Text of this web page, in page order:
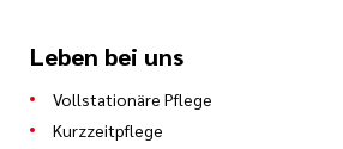
Leben bei uns
Vollstationäre Pflege
Kurzzeitpflege